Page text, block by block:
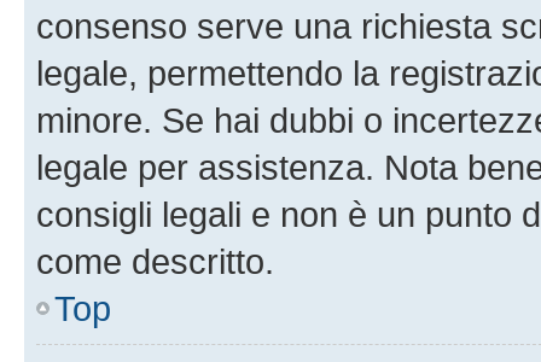
consenso serve una richiesta
legale, permettendo la
minore. Se hai dubbi o
legale per assistenza. Nota
consigli legali e non è un punto
come descritto.
Top